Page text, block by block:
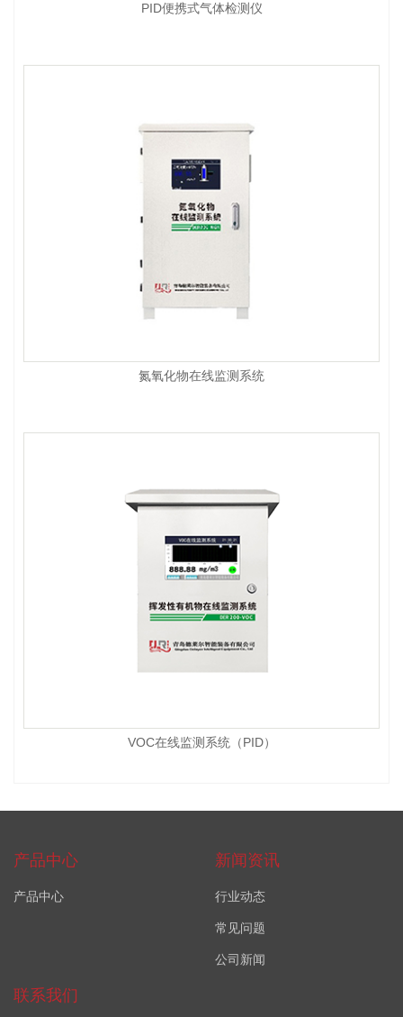
PID便携式气体检测仪
氮氧化物在线监测系统
VOC在线监测系统（PID）
产品中心
产品中心
新闻资讯
行业动态
常见问题
公司新闻
联系我们